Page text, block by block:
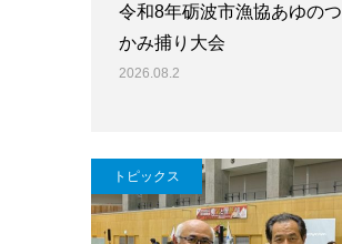
令和8年砺波市漁協あゆのつ
かみ捕り大会
2026.08.2
トピックス